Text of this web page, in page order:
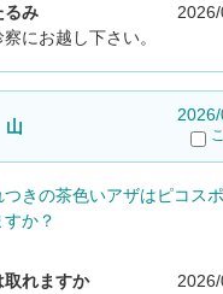
るみ
にお越し下さい。
山
つきの茶色いアザはピコス
か？
取れますか